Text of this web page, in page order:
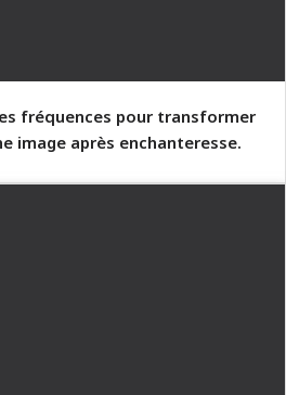
fréquences pour transformer
image après enchanteresse.